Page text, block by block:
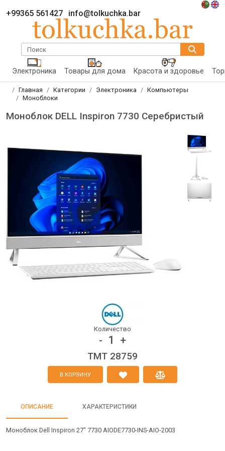
+99365 561427 info@tolkuchka.bar
Поиск
Электроника Товары для дома Красота и здоровье
Главная Категории Электроника
Компьютеры
Моноблоки
Моноблок DELL Inspiron 7730 Серебристый
Количество
- 1 +
TMT 28759
В КОРЗИНУ
ОПИСАНИЕ ХАРАКТЕРИСТИКИ
Моноблок Dell Inspiron 27" 7730 AIODE7730-INS-AIO-2003